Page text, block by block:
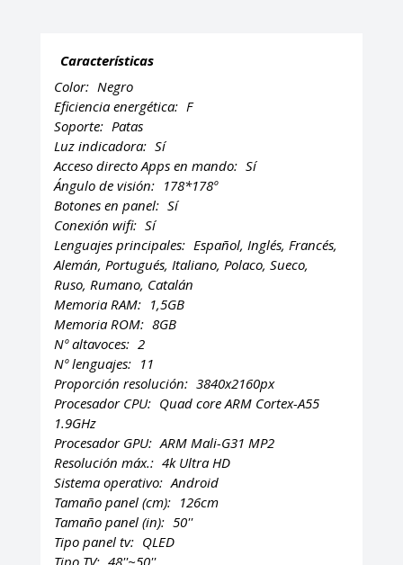
Características
Color: Negro
Eficiencia energética: F
Soporte: Patas
Luz indicadora: Sí
Acceso directo Apps en mando: Sí
Ángulo de visión: 178*178º
Botones en panel: Sí
Conexión wifi: Sí
Lenguajes principales: Español, Inglés, Francés,
Alemán, Portugués, Italiano, Polaco, Sueco,
Ruso, Rumano, Catalán
Memoria RAM: 1,5GB
Memoria ROM: 8GB
Nº altavoces: 2
Nº lenguajes: 11
Proporción resolución: 3840x2160px
Procesador CPU: Quad core ARM Cortex-A55
1.9GHz
Procesador GPU: ARM Mali-G31 MP2
Resolución máx.: 4k Ultra HD
Sistema operativo: Android
Tamaño panel (cm): 126cm
Tamaño panel (in): 50''
Tipo panel tv: QLED